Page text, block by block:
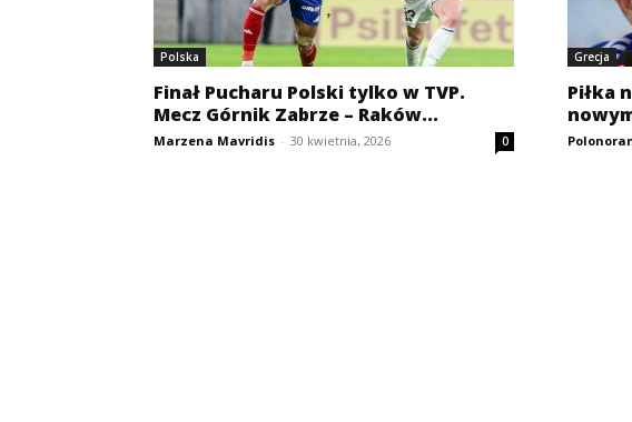
Polska
Finał Pucharu Polski tylko w TVP.
Mecz Górnik Zabrze – Raków...
Marzena Mavridis - 30 kwietnia, 2026 0
Grecja
Piłka